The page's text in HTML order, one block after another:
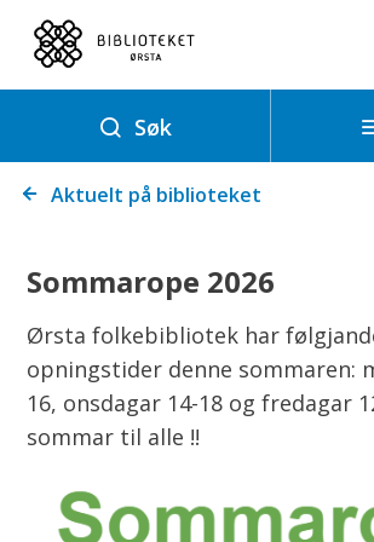
s
a
f
l
k
e
b
i
i
Søk
Du Aktuelt på biblioteket
Sommarope 2026
Ørsta folkebibliotek har
opningstider denne sommaren:
16, onsdagar 14-18 og fredagar
sommar til alle !!